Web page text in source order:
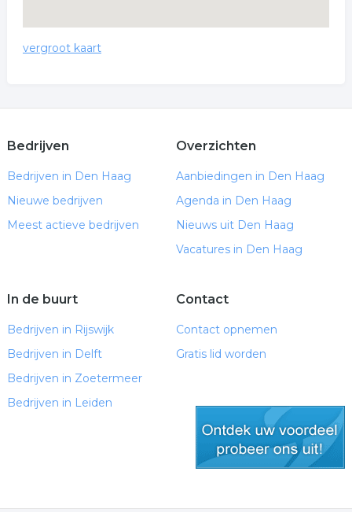
vergroot kaart
Bedrijven
Bedrijven in Den Haag
Nieuwe bedrijven
Meest actieve bedrijven
Overzichten
Aanbiedingen in Den Haag
Agenda in Den Haag
Nieuws uit Den Haag
Vacatures in Den Haag
In de buurt
Bedrijven in Rijswijk
Bedrijven in Delft
Bedrijven in Zoetermeer
Bedrijven in Leiden
Contact
Contact opnemen
Gratis lid worden